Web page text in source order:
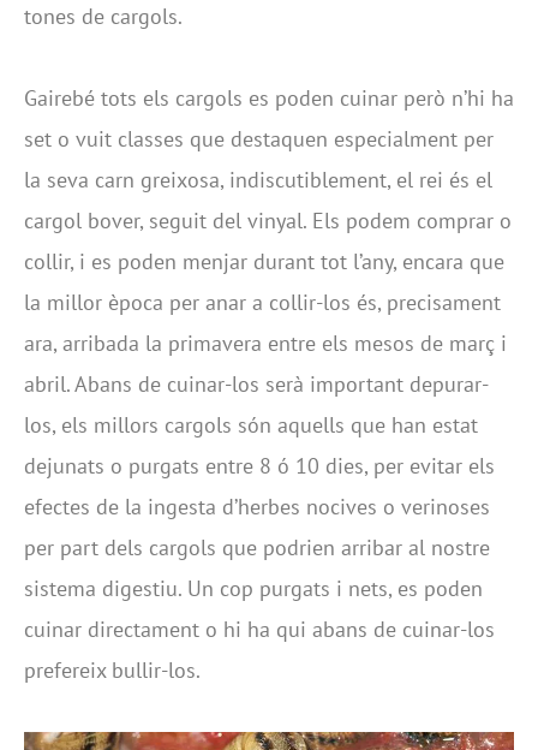
tones de cargols.
Gairebé tots els cargols es poden cuinar però n’hi ha
set o vuit classes que destaquen especialment per
la seva carn greixosa, indiscutiblement, el rei és el
cargol bover, seguit del vinyal. Els podem comprar o
collir, i es poden menjar durant tot l’any, encara que
la millor època per anar a collir-los és, precisament
ara, arribada la primavera entre els mesos de març i
abril. Abans de cuinar-los serà important depurar-
los, els millors cargols són aquells que han estat
dejunats o purgats entre 8 ó 10 dies, per evitar els
efectes de la ingesta d’herbes nocives o verinoses
per part dels cargols que podrien arribar al nostre
sistema digestiu. Un cop purgats i nets, es poden
cuinar directament o hi ha qui abans de cuinar-los
prefereix bullir-los.